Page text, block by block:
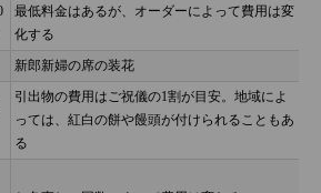
最低料金はあるが、オーダーによって費用は変
化する
新郎新婦の席の装花
引出物の費用はご祝儀の1割が目安。地域によ
っては、紅白の餅や饅頭が付けられることもあ
る